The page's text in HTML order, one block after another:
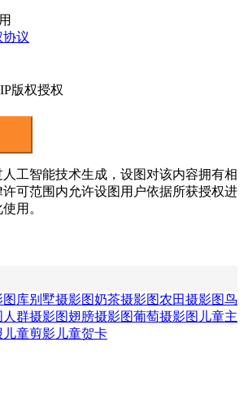
协议
版权授权
工智能技术生成，设图对该内容拥有相
可范围内允许设图用户依据所获授权进
用。
图库别墅摄影图奶茶摄影图农田摄影图鸟
人群摄影图翅膀摄影图葡萄摄影图 儿童主
儿童剪影 儿童贺卡